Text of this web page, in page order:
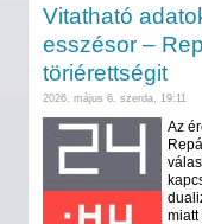
Vitatható
esszésor –
töriérettségit
2026. május 6. szerda, 19:11
Az